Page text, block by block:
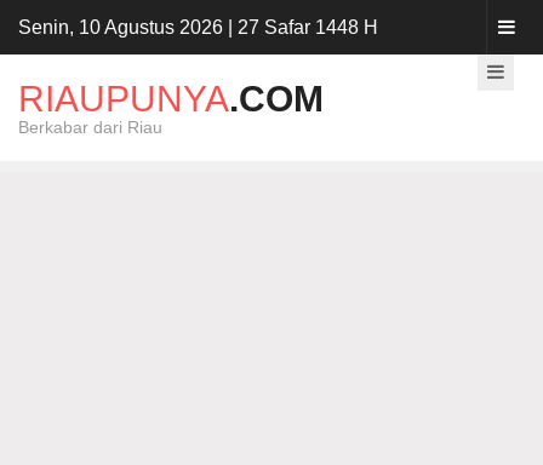
Senin, 10 Agustus 2026 | 27 Safar 1448 H
RIAUPUNYA.COM
Berkabar dari Riau